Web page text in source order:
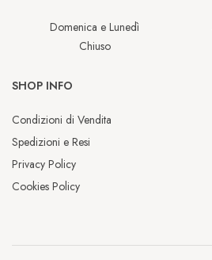
Domenica e Lunedì
Chiuso
SHOP INFO
Condizioni di Vendita
Spedizioni e Resi
Privacy Policy
Cookies Policy